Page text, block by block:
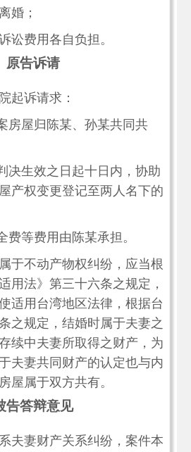
婚；
讼费用各自负担。
原告诉请
起诉请求：
房屋归陈某、孙某共同共
决生效之日起十日内，协助
产权变更登记至两人名下的
费等费用由陈某承担。
于不动产物权纠纷，应当根
用法》第三十六条之规定，
适用台湾地区法律，根据台
之规定，结婚时属于夫妻之
续中夫妻所取得之财产，为
夫妻共同财产的认定也与内
屋属于双方共有。
告答辩意见
夫妻财产关系纠纷，案件本